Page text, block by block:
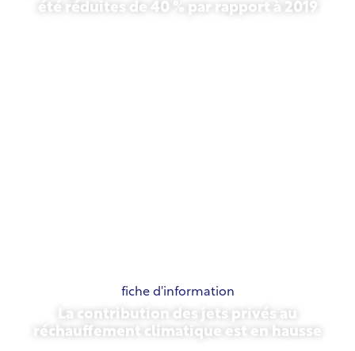
été réduites de 40 % par rapport à 2019
fiche d'information
La contribution des jets privés au
réchauffement climatique est en hausse